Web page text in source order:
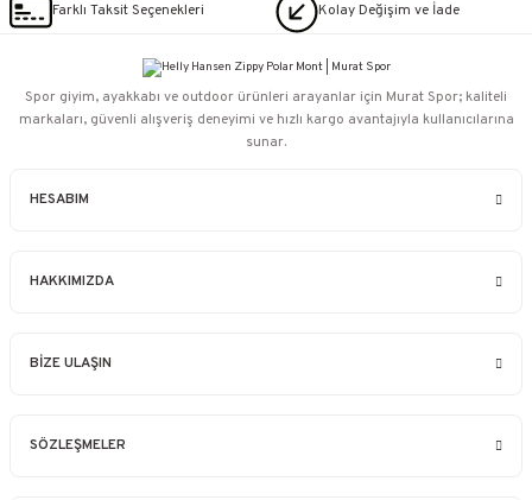
Farklı Taksit Seçenekleri Kolay Değişim ve İade
HESABIM
HAKKIMIZDA
BİZE ULAŞIN
SÖZLEŞMELER
Spor giyim, ayakkabı ve outdoor ürünleri arayanlar için Murat Spor; kaliteli
markaları, güvenli alışveriş deneyimi ve hızlı kargo avantajıyla kullanıcılarına
sunar.